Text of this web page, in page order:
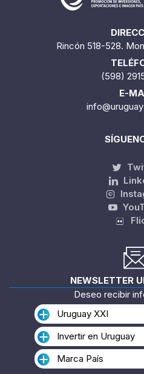
Rincón 518-528.
(598)
E-
NEWSLETTER
Deseo recibir
Uruguay XXI
Invertir en Uruguay
Marca País